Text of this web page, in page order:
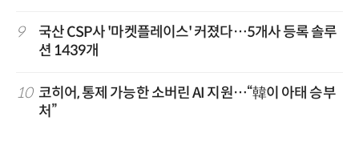
9
국산 CSP사 '마켓플레이스' 커졌다…5개사 등록 솔루
션 1439개
10 코히어, 통제 가능한 소버린 AI 지원…“韓이 아태 승부
처”